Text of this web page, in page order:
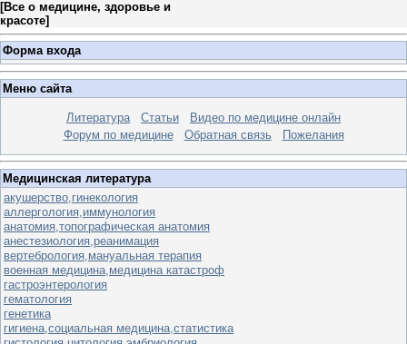
[Все о медицине, здоровье и
красоте]
Форма входа
Меню сайта
Литература Статьи
Видео по медицине онлайн
Форум по медицине
Обратная связь Пожелания
Медицинская литература
акушерство,гинекология
аллергология,иммунология
анатомия,топографическая анатомия
анестезиология,реанимация
вертебрология,мануальная терапия
военная медицина,медицина катастроф
гастроэнтерология
гематология
генетика
гигиена,социальная медицина,статистика